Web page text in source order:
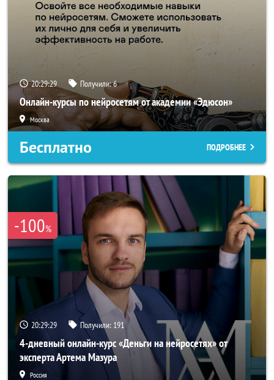
20:29:29 Получили:6
Онлайн-курсы по нейросетям от академии «Эдюсон»
Москва
Бесплатно ПОДРОБНЕЕ
-100%
20:29:29 Получили: 191
4-дневный онлайн-курс «Деньги на нейросетях» от
эксперта Артема Мазура
Россия